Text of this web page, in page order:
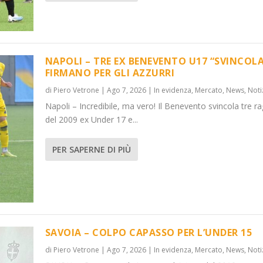
15
NAPOLI – TRE EX BENEVENTO U17
FIRMANO PER GLI AZZURRI
di Piero Vetrone | Ago 7, 2026| In evidenza, Mercato, News,
Napoli – Incredibile, ma vero! Il Benevento svincola tre
del 2009 ex Under 17 e...
PER SAPERNE DI PIÙ
SAVOIA – COLPO CAPASSO PER L’UNDER 15
di Piero Vetrone | Ago 7, 2026| In evidenza, Mercato, News,